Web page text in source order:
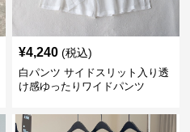
¥4,240 (税込)
白パンツ サイドスリット入り透
け感ゆったりワイドパンツ